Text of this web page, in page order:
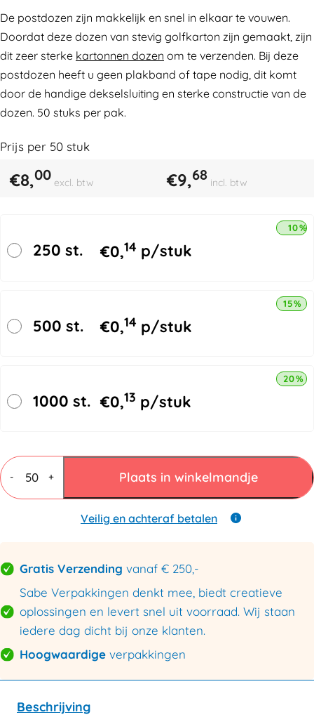
De postdozen zijn makkelijk en snel in elkaar te vouwen.
Doordat deze dozen van stevig golfkarton zijn gemaakt, zijn
dit zeer sterke kartonnen dozen om te verzenden. Bij deze
postdozen heeft u geen plakband of tape nodig, dit komt
door de handige dekselsluiting en sterke constructie van de
dozen. 50 stuks per pak.
Prijs per 50 stuk
€8,00 excl. btw €9,68 incl. btw
250 st. €0,14 p/stuk
10%
500 st. €0,14 p/stuk
15%
1000 st. €0,13 p/stuk
20%
-
Postdozen
bruin
180x100x50mm
aantal
+ Plaats in winkelmandje
Veilig en achteraf betalen
Gratis Verzending vanaf € 250,-
Sabe Verpakkingen denkt mee, biedt creatieve
oplossingen en levert snel uit voorraad. Wij staan
iedere dag dicht bij onze klanten.
Hoogwaardige verpakkingen
Beschrijving